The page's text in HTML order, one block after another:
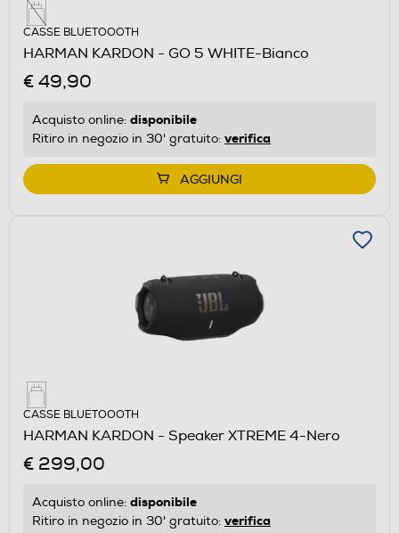
CASSE BLUETOOOTH
HARMAN KARDON - GO 5 WHITE-Bianco
€ 49,90
Acquisto online: disponibile
Ritiro in negozio in 30' gratuito: verifica
AGGIUNGI
CASSE BLUETOOOTH
HARMAN KARDON - Speaker XTREME 4-Nero
€ 299,00
Acquisto online: disponibile
Ritiro in negozio in 30' gratuito: verifica